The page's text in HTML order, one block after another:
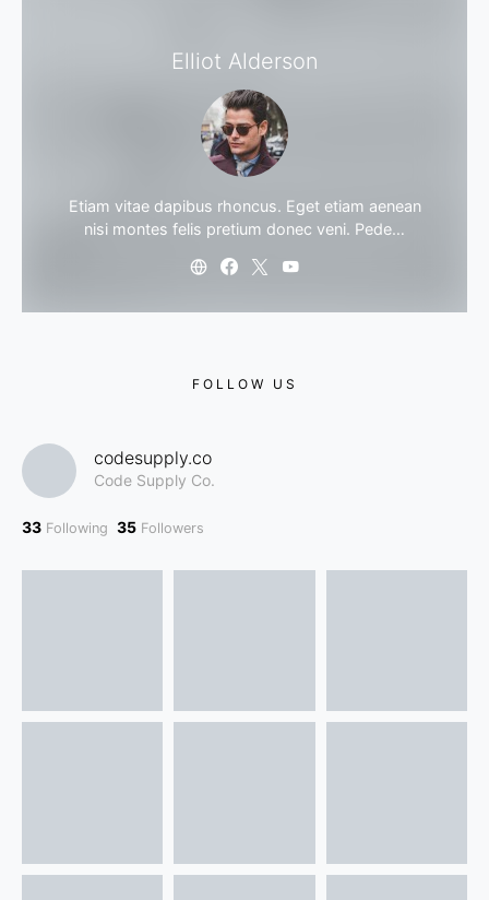
Elliot Alderson
Etiam vitae dapibus rhoncus. Eget etiam aenean
nisi montes felis pretium donec veni. Pede…
FOLLOW US
codesupply.co
Code Supply Co.
33 Following 35 Followers